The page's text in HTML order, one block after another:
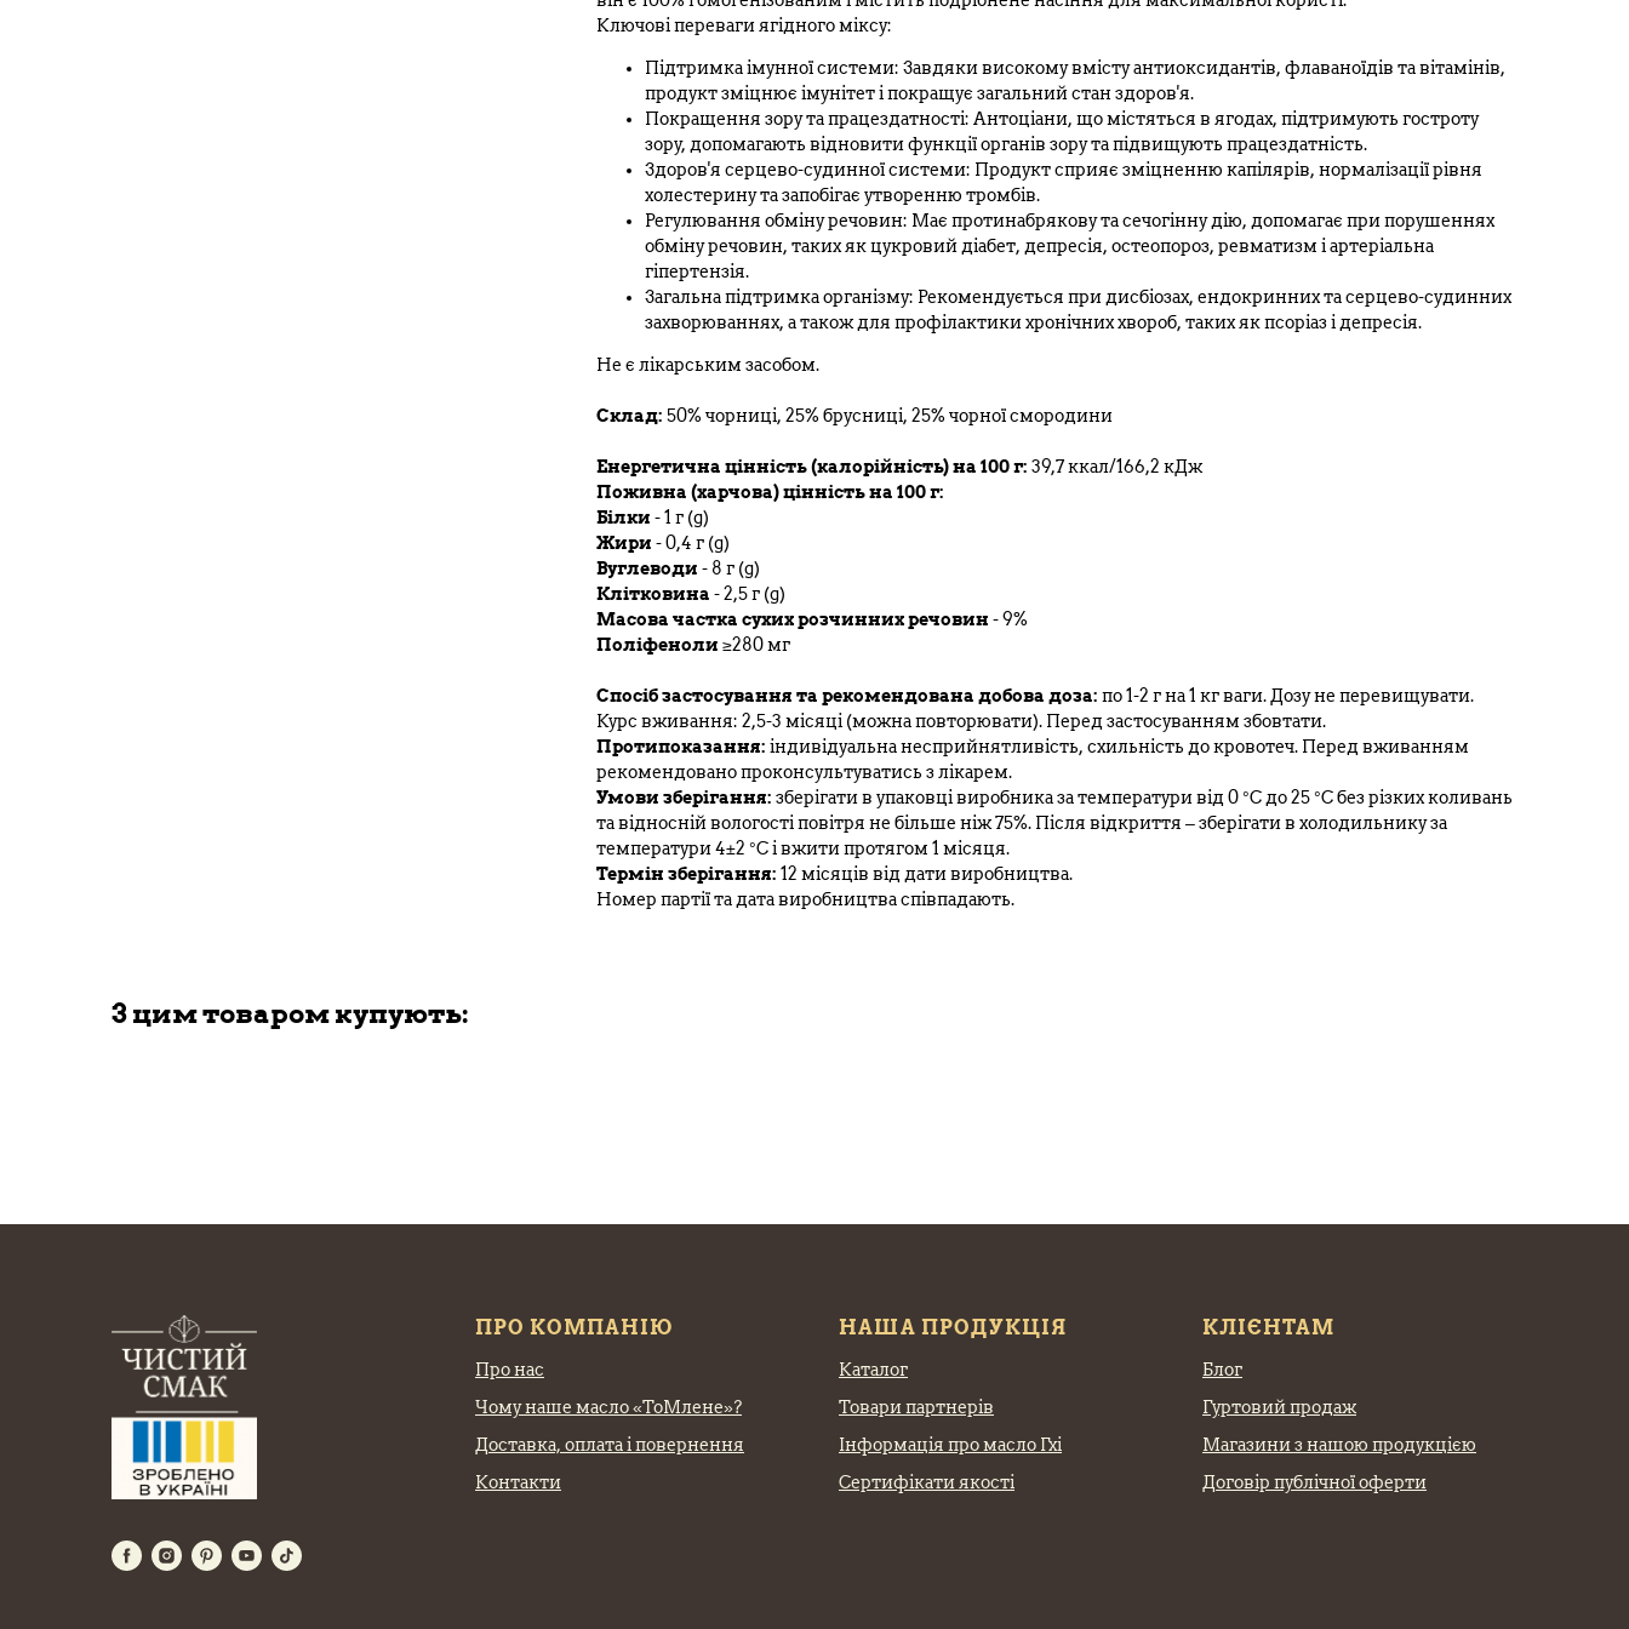
Ключові переваги ягідного міксу:
Підтримка імунної системи: Завдяки високому вмісту антиоксидантів, флаваноїдів та вітамінів,
продукт зміцнює імунітет і покращує загальний стан здоров'я.
Покращення зору та працездатності: Антоціани, що містяться в ягодах, підтримують гостроту
зору, допомагають відновити функції органів зору та підвищують працездатність.
Здоров'я серцево-судинної системи: Продукт сприяє зміцненню капілярів, нормалізації рівня
холестерину та запобігає утворенню тромбів.
Регулювання обміну речовин: Має протинабрякову та сечогінну дію, допомагає при порушеннях
обміну речовин, таких як цукровий діабет, депресія, остеопороз, ревматизм і артеріальна
гіпертензія.
Загальна підтримка організму: Рекомендується при дисбіозах, ендокринних та серцево-судинних
захворюваннях, а також для профілактики хронічних хвороб, таких як псоріаз і депресія.
Не є лікарським засобом.
Склад: 50% чорниці, 25% брусниці, 25% чорної смородини
Енергетична цінність (калорійність) на 100 г: 39,7 ккал/166,2 кДж
Поживна (харчова) цінність на 100 г:
Білки - 1 г (g)
Жири - 0,4 г (g)
Вуглеводи - 8 г (g)
Клітковина - 2,5 г (g)
Масова частка сухих розчинних речовин - 9%
Поліфеноли ≥280 мг
Спосіб застосування та рекомендована добова доза: по 1-2 г на 1 кг ваги. Дозу не перевищувати.
Курс вживання: 2,5-3 місяці (можна повторювати). Перед застосуванням збовтати.
Протипоказання: індивідуальна несприйнятливість, схильність до кровотеч. Перед вживанням
рекомендовано проконсультуватись з лікарем.
Умови зберігання: зберігати в упаковці виробника за температури від 0 °С до 25 °С без різких коливань
та відносній вологості повітря не більше ніж 75%. Після відкриття – зберігати в холодильнику за
температури 4±2 °С і вжити протягом 1 місяця.
Термін зберігання: 12 місяців від дати виробництва.
Номер партії та дата виробництва співпадають.
З цим товаром купують:
ПРО КОМПАНІЮ
Про нас
Чому наше масло «ТоМлене»?
Доставка, оплатаі повернення
Контакти
НАША ПРОДУКЦІЯ
Каталог
Товари партнерів
Інформація про масло Гхі
Сертифікати якості
КЛІЄНТАМ
Блог
Гуртовий продаж
Магазини з нашою продукцією
Договір публічної оферти